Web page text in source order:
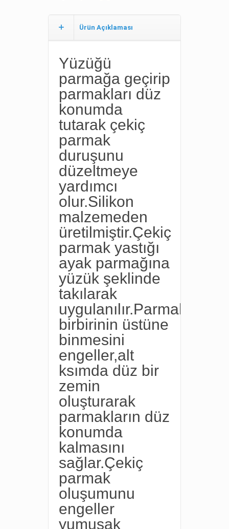
Ürün Açıklaması
Yüzüğü
parmağa geçirip
parmakları düz
konumda
tutarak çekiç
parmak
duruşunu
düzeltmeye
yardımcı
olur.Silikon
malzemeden
üretilmiştir.Çekiç
parmak yastığı
ayak parmağına
yüzük şeklinde
takılarak
uygulanılır.Parmakların
birbirinin üstüne
binmesini
engeller,alt
ksımda düz bir
zemin
oluşturarak
parmakların düz
konumda
kalmasını
sağlar.Çekiç
parmak
oluşumunu
engeller
yumuşak